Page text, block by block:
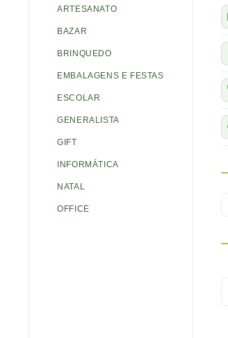
ARTESANATO
BAZAR
BRINQUEDO
EMBALAGENS E FESTAS
ESCOLAR
GENERALISTA
GIFT
INFORMÁTICA
NATAL
OFFICE